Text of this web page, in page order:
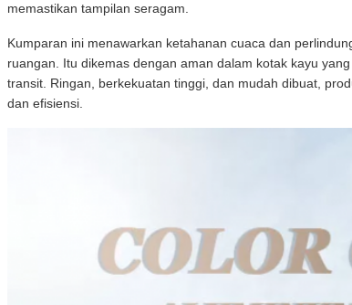
memastikan tampilan seragam.
Kumparan ini menawarkan ketahanan cuaca dan
ruangan. Itu dikemas dengan aman dalam kotak kayu
transit. Ringan, berkekuatan tinggi, dan mudah dibuat,
dan efisiensi.